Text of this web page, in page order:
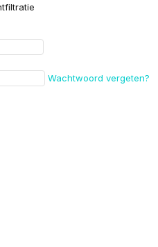
Wachtwoord vergeten?